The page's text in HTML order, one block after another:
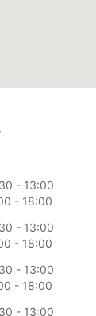
- 13:00
- 18:00
- 13:00
- 18:00
- 13:00
- 18:00
- 13:00